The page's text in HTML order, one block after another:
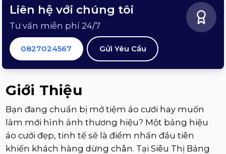
Liên hệ với chúng tôi
Tư vấn miễn phí 24/7
0827024567 Gửi Yêu Cầu
Giới Thiệu
Bạn đang chuẩn bị mở tiệm áo cưới hay muốn
làm mới hình ảnh thương hiệu? Một bảng hiệu
áo cưới đẹp, tinh tế sẽ là điểm nhấn đầu tiên
khiến khách hàng dừng chân. Tại Siêu Thị Bảng